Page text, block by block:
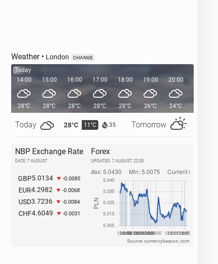
Weather• London CHANGE
Today
14:00
28°C
Today 28°C 11°C 35 Tomorrow
15:00
28°C
16:00
28°C
17:00
28°C
18:00
28°C
19:00
26°C
20:00
24°C
NBP Exchange Rate
DATE: 7 AUGUST
GBP5.0134 -0.0085
EUR4.2982 -0.0068
USD3.7236 -0.0084
CHF4.6049 -0.0031
Forex
UPDATED: 7 AUGUST, 22:00
Source: currencybeacon.com